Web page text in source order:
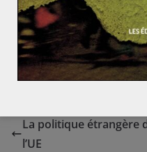
La politique étrangère
l’UE